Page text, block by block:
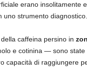
erano
uno strumento diagnostico.
caffeina persino in
e cotinina — sono
capacità di raggiungere